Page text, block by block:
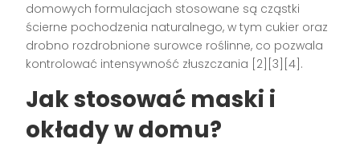
domowych formulacjach stosowane są cząstki
ścierne pochodzenia naturalnego, w tym cukier oraz
drobno rozdrobnione surowce roślinne, co pozwala
kontrolować intensywność złuszczania [2][3][4].
Jak stosować maski i
okłady w domu?